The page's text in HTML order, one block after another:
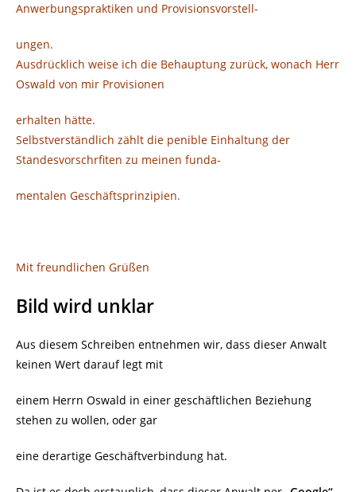
Anwerbungspraktiken und Provisionsvorstell-
ungen.
Ausdrücklich weise ich die Behauptung zurück, wonach Herr
Oswald von mir Provisionen
erhalten hätte.
Selbstverständlich zählt die penible Einhaltung der
Standesvorschrfiten zu meinen funda-
mentalen Geschäftsprinzipien.
Mit freundlichen Grüßen
Bild wird unklar
Aus diesem Schreiben entnehmen wir, dass dieser Anwalt
keinen Wert darauf legt mit
einem Herrn Oswald in einer geschäftlichen Beziehung
stehen zu wollen, oder gar
eine derartige Geschäftverbindung hat.